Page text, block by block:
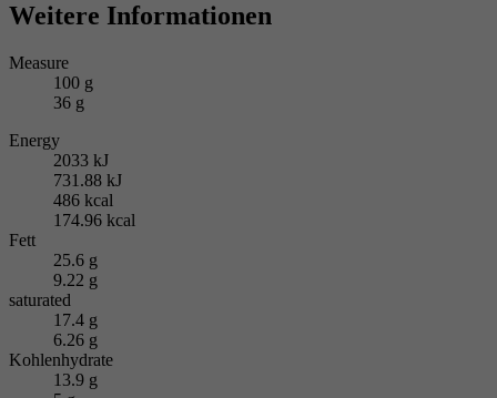
Weitere Informationen
Measure
100 g
36 g
Energy
2033 kJ
731.88 kJ
486 kcal
174.96 kcal
Fett
25.6 g
9.22 g
saturated
17.4 g
6.26 g
Kohlenhydrate
13.9 g